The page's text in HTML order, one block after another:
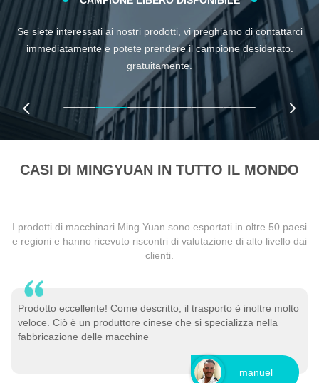
Se siete interessati ai nostri prodotti, vi preghiamo di contattarci
immediatamente e potete prendere il campione desiderato.
gratuitamente.
CASI DI MINGYUAN IN TUTTO IL MONDO
I prodotti di macchinari Ming Yuan sono esportati in oltre 50 paesi
e regioni e hanno ricevuto riscontri di valutazione di alto livello dai
clienti.
manuel
Prodotto eccellente! Come descritto, il trasporto è inoltre molto
veloce. Ciò è un produttore cinese che si specializza nella
fabbricazione delle macchine